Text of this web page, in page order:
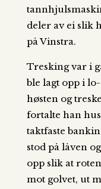
deler av ei slik
på Vinstra.
Tresking var i
ble lagt opp i
høsten og
fortalte han
taktfaste
stod på låven
opp slik at
mot golvet, ut